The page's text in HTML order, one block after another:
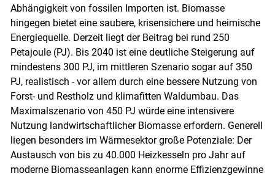
Skip to main content
Abhängigkeit von fossilen Importen ist. Biomasse
hingegen bietet eine saubere, krisensichere und heimische
Energiequelle. Derzeit liegt der Beitrag bei rund 250
Petajoule (PJ). Bis 2040 ist eine deutliche Steigerung auf
mindestens 300 PJ, im mittleren Szenario sogar auf 350
PJ, realistisch - vor allem durch eine bessere Nutzung von
Forst- und Restholz und klimafitten Waldumbau. Das
Maximalszenario von 450 PJ würde eine intensivere
Nutzung landwirtschaftlicher Biomasse erfordern. Generell
liegen besonders im Wärmesektor große Potenziale: Der
Austausch von bis zu 40.000 Heizkesseln pro Jahr auf
moderne Biomasseanlagen kann enorme Effizienzgewinne